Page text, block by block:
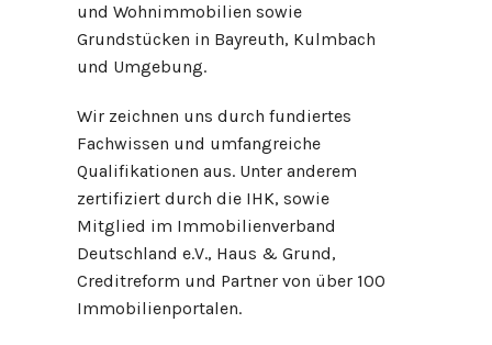
und Wohnimmobilien sowie
Grundstücken in Bayreuth, Kulmbach
und Umgebung.
Wir zeichnen uns durch fundiertes
Fachwissen und umfangreiche
Qualifikationen aus. Unter anderem
zertifiziert durch die IHK, sowie
Mitglied im Immobilienverband
Deutschland e.V., Haus & Grund,
Creditreform und Partner von über 100
Immobilienportalen.